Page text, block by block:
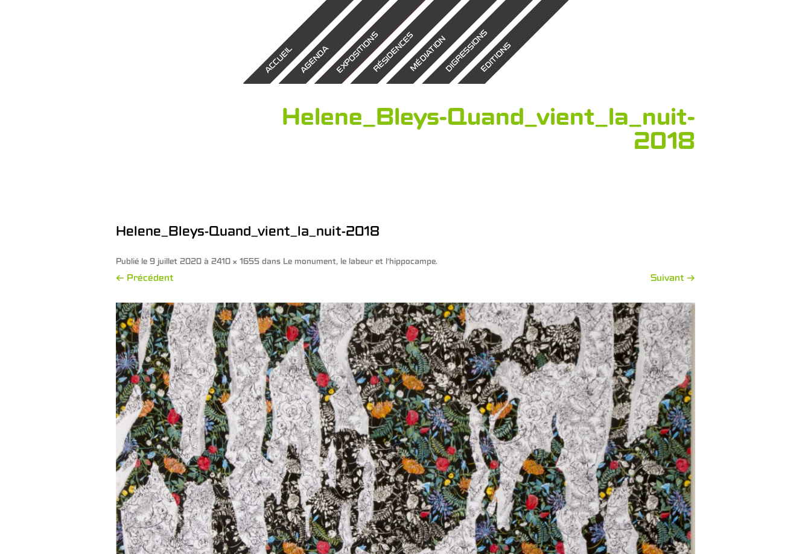
ACCUEILAGENDAEXPOSITIONSRÉSIDENCESMÉDIATIONDIGRESSIONSEDITIONS
Helene_Bleys-Quand_vient_la_nuit-
2018
Helene_Bleys-Quand_vient_la_nuit-2018
Publié le 9 juillet 2020 à 2410 × 1655 dans Le monument, le labeur et l’hippocampe.
← Précédent Suivant →